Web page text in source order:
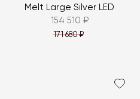
Melt Large Silver LED
154 510 ₽
171 680 ₽